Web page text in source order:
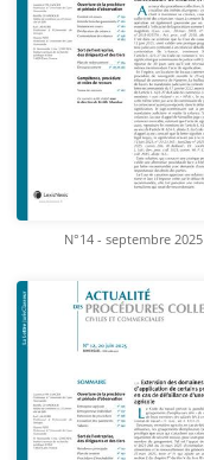
N°14 - septembre 2025